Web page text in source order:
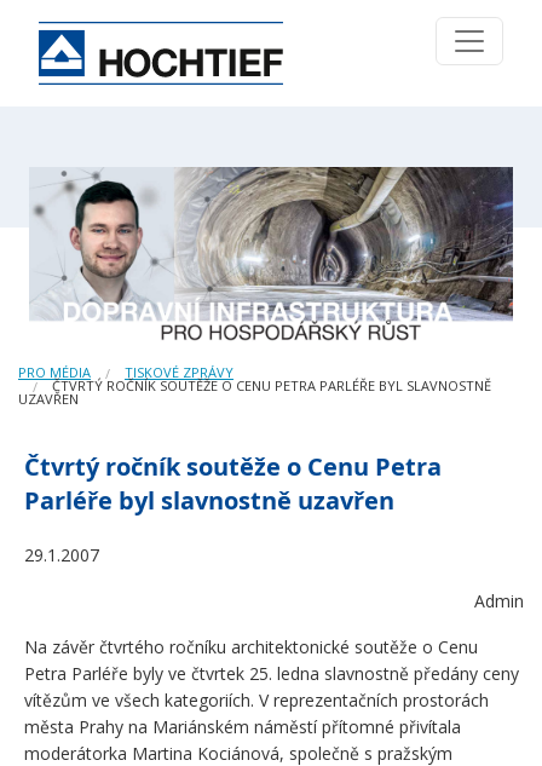
PRO MÉDIA TISKOVÉ ZPRÁVY
ČTVRTÝ ROČNÍK SOUTĚŽE O CENU PETRA PARLÉŘE BYL SLAVNOSTNĚ
UZAVŘEN
Čtvrtý ročník soutěže o Cenu Petra
Parléře byl slavnostně uzavřen
29.1.2007
Admin
Na závěr čtvrtého ročníku architektonické soutěže o Cenu
Petra Parléře byly ve čtvrtek 25. ledna slavnostně předány ceny
vítězům ve všech kategoriích. V reprezentačních prostorách
města Prahy na Mariánském náměstí přítomné přivítala
moderátorka Martina Kociánová, společně s pražským